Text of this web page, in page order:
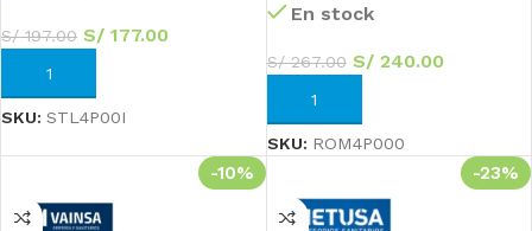
S/197.00 S/ 177.00
AÑADIR AL CARRITO
SKU: STL4P00I
En stock
S/267.00 S/240.00
AÑADIR AL CARRITO
SKU: ROM4P000
-10% -23%